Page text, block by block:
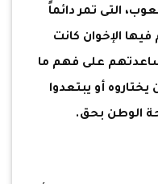
التى تمر دائماً
الإخوان كانت
على فهم ما
أو يبتعدوا
الوطن بحق.